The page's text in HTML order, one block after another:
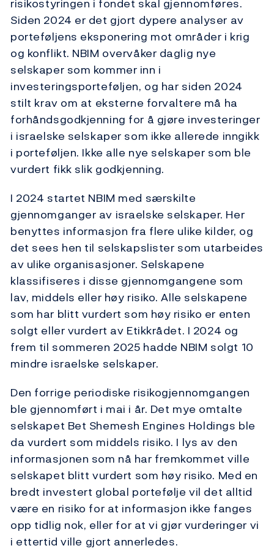
risikostyringen i fondet skal gjennomføres.
Siden 2024 er det gjort dypere analyser av
porteføljens eksponering mot områder i krig
og konflikt. NBIM overvåker daglig nye
selskaper som kommer inn i
investeringsporteføljen, og har siden 2024
stilt krav om at eksterne forvaltere må ha
forhåndsgodkjenning for å gjøre investeringer
i israelske selskaper som ikke allerede inngikk
i porteføljen. Ikke alle nye selskaper som ble
vurdert fikk slik godkjenning.
I 2024 startet NBIM med særskilte
gjennomganger av israelske selskaper. Her
benyttes informasjon fra flere ulike kilder, og
det sees hen til selskapslister som utarbeides
av ulike organisasjoner. Selskapene
klassifiseres i disse gjennomgangene som
lav, middels eller høy risiko. Alle selskapene
som har blitt vurdert som høy risiko er enten
solgt eller vurdert av Etikkrådet. I 2024 og
frem til sommeren 2025 hadde NBIM solgt 10
mindre israelske selskaper.
Den forrige periodiske risikogjennomgangen
ble gjennomført i mai i år. Det mye omtalte
selskapet Bet Shemesh Engines Holdings ble
da vurdert som middels risiko. I lys av den
informasjonen som nå har fremkommet ville
selskapet blitt vurdert som høy risiko. Med en
bredt investert global portefølje vil det alltid
være en risiko for at informasjon ikke fanges
opp tidlig nok, eller for at vi gjør vurderinger vi
i ettertid ville gjort annerledes.